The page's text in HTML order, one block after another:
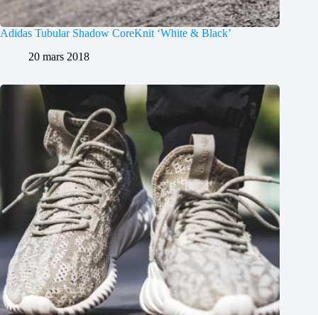
Adidas Tubular Shadow CoreKnit ‘White & Black’
20 mars 2018